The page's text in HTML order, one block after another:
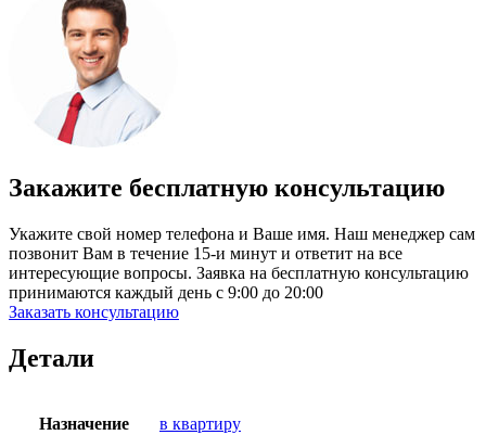
Закажите бесплатную консультацию
Укажите свой номер телефона и Ваше имя. Наш менеджер сам
позвонит Вам в течение 15-и минут и ответит на все
интересующие вопросы. Заявка на бесплатную консультацию
принимаются каждый день с 9:00 до 20:00
Заказать консультацию
Детали
Назначение в квартиру